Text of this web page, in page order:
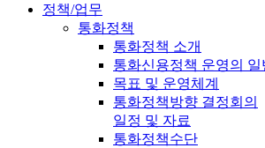
정책/업무
통화정책
통화정책 소개
통화신용정책 운영의 일
목표 및 운영체계
통화정책방향 결정회의
일정 및 자료
통화정책수단